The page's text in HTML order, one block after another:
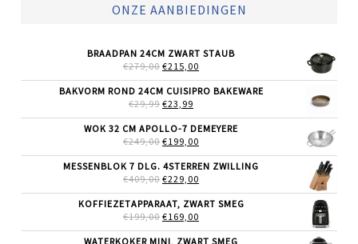
ONZE AANBIEDINGEN
BRAADPAN 24CM ZWART STAUB
€279,00 OORSPRONKELIJKE
WAS:
€279,00.
€215,00
IS:
BAKVORM ROND 24CM CUISIPRO BAKEWARE
€29,99 OORSPRONKELIJKE
WAS:
€29,99.
€23,99
IS:
€23,99.
WOK 32 CM APOLLO-7 DEMEYERE
€249,00 OORSPRONKELIJKE
WAS:
€249,00.
€199,00
IS:
MESSENBLOK 7 DLG. 4STERREN ZWILLING
€409,00 OORSPRONKELIJKE
WAS:
€409,00.
€229,00
IS:
KOFFIEZETAPPARAAT, ZWART SMEG
€199,00 OORSPRONKELIJKE
WAS:
€169,00
IS:
WATERKOKER MINI, ZWART SMEG